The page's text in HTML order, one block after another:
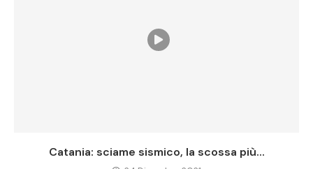
Catania: sciame sismico, la scossa più...